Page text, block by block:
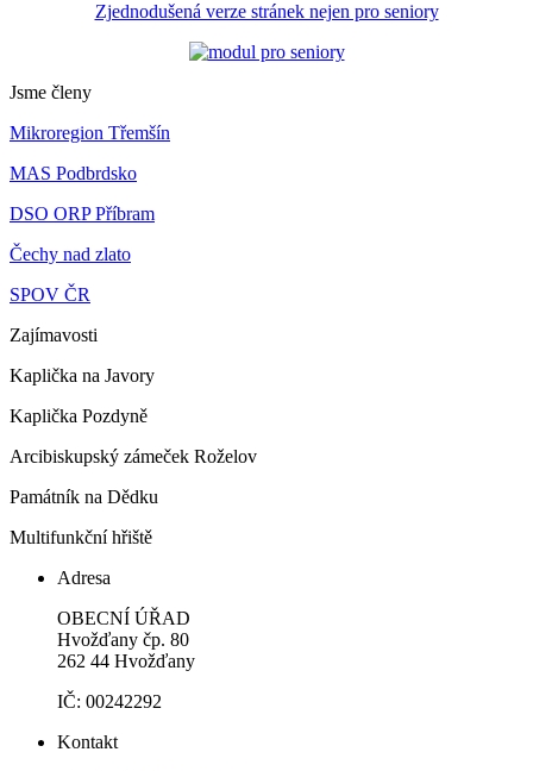
Zjednodušená verze stránek nejen pro seniory
Jsme členy
Mikroregion Třemšín
MAS Podbrdsko
DSO ORP Příbram
Čechy nad zlato
SPOV ČR
Zajímavosti
Kaplička na Javory
Kaplička Pozdyně
Arcibiskupský zámeček Roželov
Památník na Dědku
Multifunkční hřiště
Adresa
OBECNÍ ÚŘAD
Hvožďany čp. 80
262 44 Hvožďany
IČ: 00242292
Kontakt